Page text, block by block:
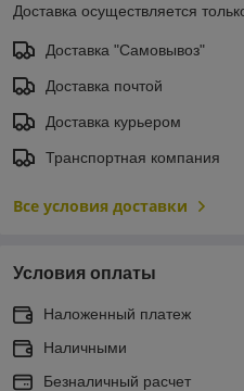
Доставка осуществляется
Доставка "Самовывоз"
Доставка почтой
Доставка курьером
Транспортная компания
Все условия доставки
Условия оплаты
Наложенный платеж
Наличными
Безналичный расчет